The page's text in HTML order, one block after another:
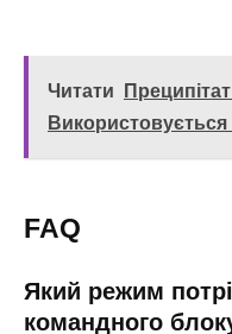
Читати
FAQ
Який режим
командного